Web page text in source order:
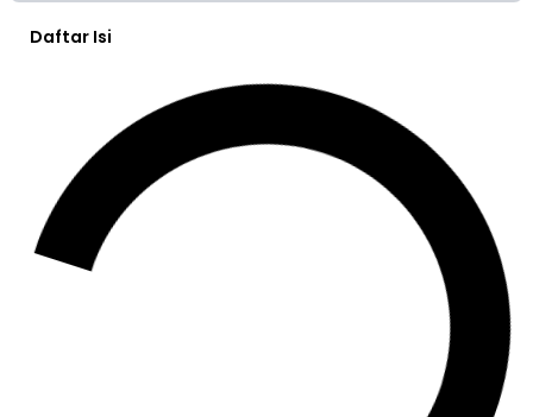
Daftar Isi